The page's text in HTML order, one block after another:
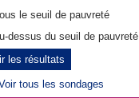
le seuil de pauvreté
dessus du seuil de pauvreté
les résultats
tous les sondages